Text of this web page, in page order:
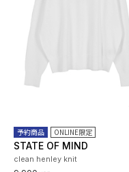
予約商品 ONLINE限定
STATE OF MIND
clean henley knit